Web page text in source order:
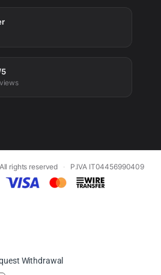
rights reserved · P.IVA IT04456990409
Withdrawal